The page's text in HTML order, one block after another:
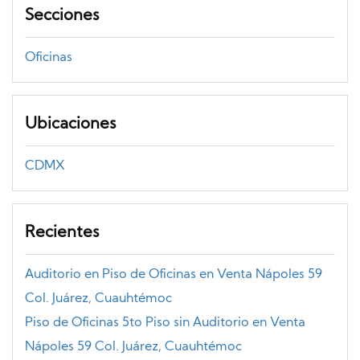
Secciones
Oficinas
Ubicaciones
CDMX
Recientes
Auditorio en Piso de Oficinas en Venta Nápoles 59
Col. Juárez, Cuauhtémoc
Piso de Oficinas 5to Piso sin Auditorio en Venta
Nápoles 59 Col. Juárez, Cuauhtémoc